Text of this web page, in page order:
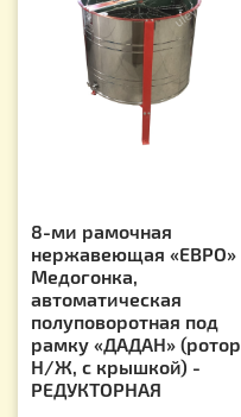
8-ми рамочная
нержавеющая «ЕВРО»
Медогонка,
автоматическая
полуповоротная под
рамку «ДАДАН» (ротор
Н/Ж, с крышкой) -
РЕДУКТОРНАЯ